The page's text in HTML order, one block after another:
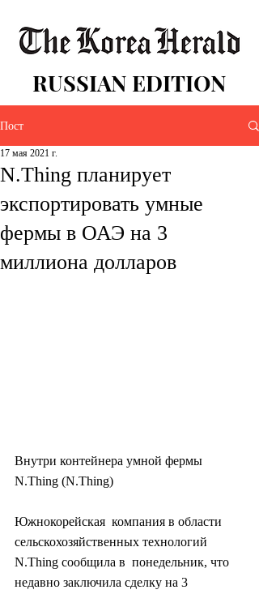
RUSSIAN EDITION
Пост
N.Thing планирует
экспортировать умные
фермы в ОАЭ на 3
миллиона долларов
17 мая 2021 г.
Внутри контейнера умной фермы
N.Thing (N.Thing)
Южнокорейская  компания в области
сельскохозяйственных технологий
N.Thing сообщила в  понедельник, что
недавно заключила сделку на 3